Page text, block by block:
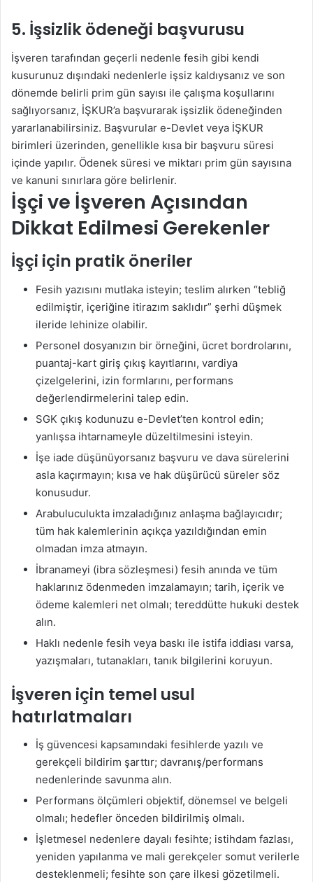
5. İşsizlik ödeneği başvurusu
İşveren tarafından geçerli nedenle fesih gibi kendi
kusurunuz dışındaki nedenlerle işsiz kaldıysanız ve son
dönemde belirli prim gün sayısı ile çalışma koşullarını
sağlıyorsanız, İŞKUR’a başvurarak işsizlik ödeneğinden
yararlanabilirsiniz. Başvurular e-Devlet veya İŞKUR
birimleri üzerinden, genellikle kısa bir başvuru süresi
içinde yapılır. Ödenek süresi ve miktarı prim gün sayısına
ve kanuni sınırlara göre belirlenir.
İşçi ve İşveren Açısından
Dikkat Edilmesi Gerekenler
İşçi için pratik öneriler
Fesih yazısını mutlaka isteyin; teslim alırken “tebliğ
edilmiştir, içeriğine itirazım saklıdır” şerhi düşmek
ileride lehinize olabilir.
Personel dosyanızın bir örneğini, ücret bordrolarını,
puantaj-kart giriş çıkış kayıtlarını, vardiya
çizelgelerini, izin formlarını, performans
değerlendirmelerini talep edin.
SGK çıkış kodunuzu e-Devlet’ten kontrol edin;
yanlışsa ihtarnameyle düzeltilmesini isteyin.
İşe iade düşünüyorsanız başvuru ve dava sürelerini
asla kaçırmayın; kısa ve hak düşürücü süreler söz
konusudur.
Arabuluculukta imzaladığınız anlaşma bağlayıcıdır;
tüm hak kalemlerinin açıkça yazıldığından emin
olmadan imza atmayın.
İbranameyi (ibra sözleşmesi) fesih anında ve tüm
haklarınız ödenmeden imzalamayın; tarih, içerik ve
ödeme kalemleri net olmalı; tereddütte hukuki destek
alın.
Haklı nedenle fesih veya baskı ile istifa iddiası varsa,
yazışmaları, tutanakları, tanık bilgilerini koruyun.
İşveren için temel usul
hatırlatmaları
İş güvencesi kapsamındaki fesihlerde yazılı ve
gerekçeli bildirim şarttır; davranış/performans
nedenlerinde savunma alın.
Performans ölçümleri objektif, dönemsel ve belgeli
olmalı; hedefler önceden bildirilmiş olmalı.
İşletmesel nedenlere dayalı fesihte; istihdam fazlası,
yeniden yapılanma ve mali gerekçeler somut verilerle
desteklenmeli; fesihte son çare ilkesi gözetilmeli.